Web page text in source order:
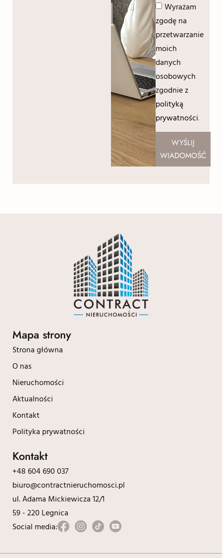
Wyrażam
zgodę na
przetwarzanie
moich
danych
osobowych
zgodnie z
polityką
prywatności.
WYŚLIJ
WIADOMOŚĆ
Mapa strony
Strona główna
O nas
Nieruchomości
Aktualności
Kontakt
Polityka prywatności
Kontakt
+48 604 690 037
biuro@contractnieruchomosci.pl
ul. Adama Mickiewicza 12/1
59 - 220 Legnica
Social media: